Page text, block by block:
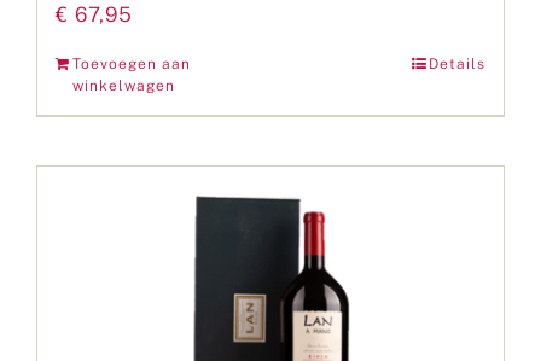
€ 67,95
Toevoegen aan
winkelwagen
Details